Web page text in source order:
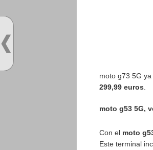
moto g73 5G
299,99 euros.
moto g53 5G,
Con el moto
Este terminal